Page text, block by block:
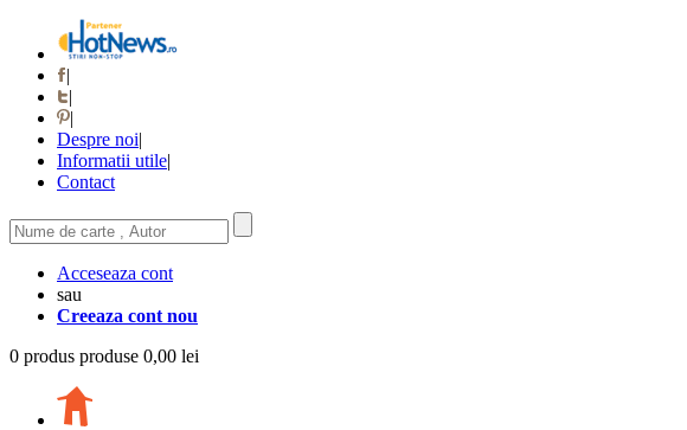
|
|
|
Despre noi|
Informatii utile|
Contact
Acceseaza cont
sau
Creeaza cont nou
0 produs produse 0,00 lei